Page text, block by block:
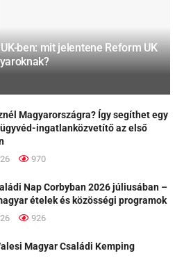
ben: mit jelentene Reform UK
Magyarországra? Így segíthet egy
ingatlanközvetítő az első
970
Nap Corbyban 2026 júliusában –
ételek és közösségi programok
926
Magyar Családi Kemping